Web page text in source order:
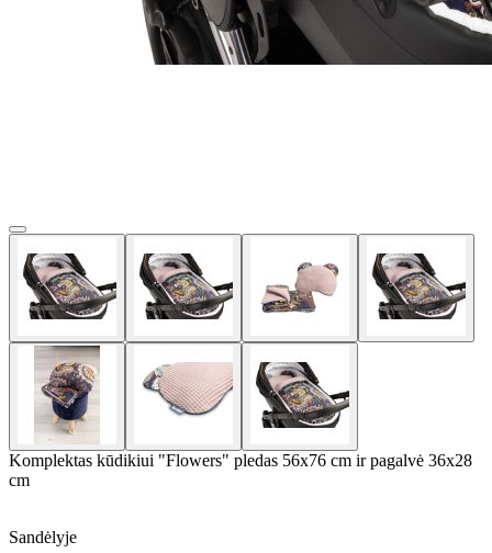
Komplektas kūdikiui "Flowers" pledas 56x76 cm ir pagalvė 36x28
cm
Sandėlyje